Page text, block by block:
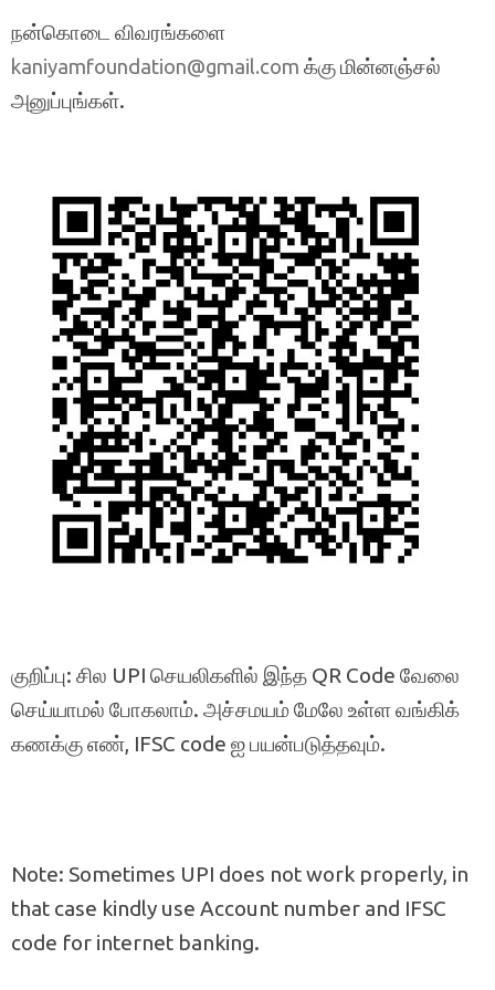
நன்கொடை விவரங்களை
kaniyamfoundation@gmail.com க்கு மின்னஞ்சல்
அனுப்புங்கள்.
குறிப்பு: சில UPI செயலிகளில் இந்த QR Code வேலை
செய்யாமல் போகலாம். அச்சமயம் மேலே உள்ள வங்கிக்
கணக்கு எண், IFSC code ஐ பயன்படுத்தவும்.
Note: Sometimes UPI does not work properly, in
that case kindly use Account number and IFSC
code for internet banking.